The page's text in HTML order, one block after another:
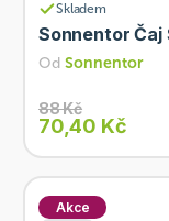
Skladem
Sonnentor Čaj
Od Sonnentor
88 Kč
70,40 Kč
Akce